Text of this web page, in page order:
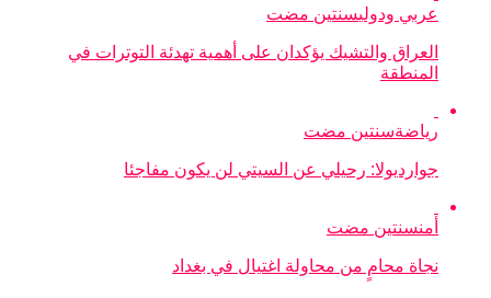
عربي ودوليسنتين مضت
العراق والتشيك يؤكدان على أهمية تهدئة التوترات في
المنطقة
رياضةسنتين مضت
جوارديولا: رحيلي عن السيتي لن يكون مفاجئا
أمنسنتين مضت
نجاة محامٍ من محاولة اغتيال في بغداد